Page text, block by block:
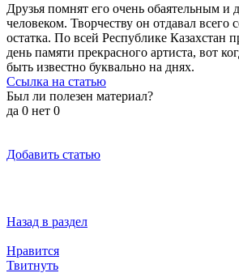
Друзья помнят его очень обаятельным и
человеком. Творчеству он отдавал всего
остатка. По всей Республике Казахстан
день памяти прекрасного артиста, вот
быть известно буквально на днях.
Ссылка на статью
Был ли полезен материал?
да 0 нет 0
Добавить статью
Назад в раздел
Нравится
Твитнуть